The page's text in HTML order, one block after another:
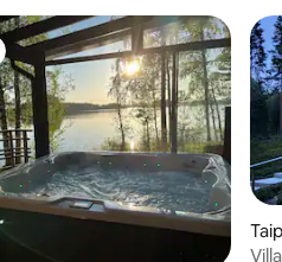
均評分（滿分 5 分）